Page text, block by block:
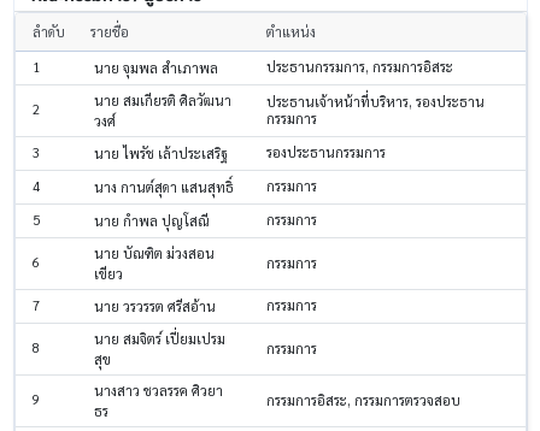
ลำดับ รายชื่อ
ตำแหน่ง
1
นาย จุมพล สำเภาพล ประธานกรรมการ, กรรมการอิสระ
2
นาย สมเกียรติ ศิลวัฒนา
วงศ์
ประธานเจ้าหน้าที่บริหาร, รองประธาน
กรรมการ
3
นาย ไพรัช เล้าประเสริฐ
รองประธานกรรมการ
4
นาง กานต์สุดา แสนสุทธิ์
กรรมการ
5
นาย กำพล ปุญโสณี กรรมการ
6
นาย บัณฑิต ม่วงสอน
เขียว
กรรมการ
7 นาย วรวรรต ศรีสอ้าน กรรมการ
8
นาย สมจิตร์ เปี่ยมเปรม
สุข
กรรมการ
9
นางสาว ชวลรรค ศิวยา
ธร
กรรมการอิสระ, กรรมการตรวจสอบ